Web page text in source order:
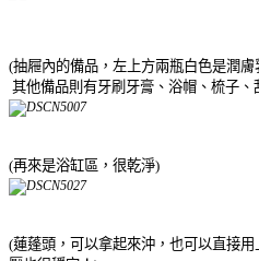
(抽屜內的備品，左上方兩瓶白色是潤膚
其他備品則有牙刷牙膏、浴帽、梳子、
(再來是浴缸區，很乾淨)
(蓮蓬頭，可以拿起來沖，也可以直接